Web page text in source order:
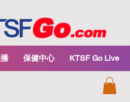
保健中心 KTSF Go Live